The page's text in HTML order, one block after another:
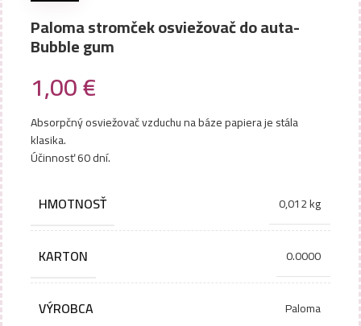
Paloma stromček osviežovač do auta-
Bubble gum
1,00€
Absorpčný osviežovač vzduchu na báze papiera je stála
klasika.
Účinnosť 60 dní.
HMOTNOSŤ 0,012 kg
KARTON 0.0000
VÝROBCA Paloma